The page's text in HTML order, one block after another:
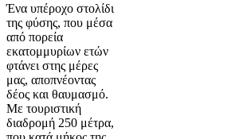
Ένα υπέροχο στολίδι
της φύσης, που μέσα
από πορεία
εκατομμυρίων ετών
φτάνει στης μέρες
μας, αποπνέοντας
δέος και θαυμασμό.
Με τουριστική
διαδρομή 250 μέτρα,